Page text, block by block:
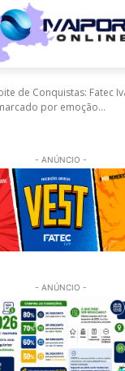
de Conquistas: Fatec
por emoção...
- ANÚNCIO -
- ANÚNCIO -